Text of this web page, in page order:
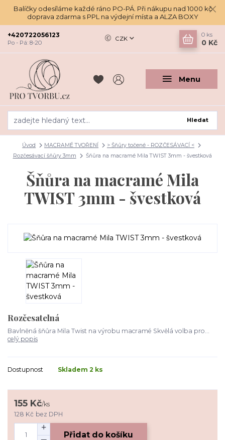
Balíčky odesíláme každé ráno PO-PÁ. Při nákupu nad 1000 kč
doprava zdarma s PPL na výdejní místa a ALZA BOXY
Menu
CZK
Hledat
+420722056123
Po - Pá: 8-20
0 ks
0 Kč
Úvod MACRAMÉ TVOŘENÍ
> Šňůry točené - ROZČESÁVACÍ <
Rozčesávací šňůry 3mm
Šňůra na macramé Mila TWIST 3mm - švestková
Šňůra na macramé Mila
TWIST 3mm - švestková
Rozčesatelná
Bavlněná šňůra Mila Twist na výrobu macramé Skvělá volba pro...
celý popis
Dostupnost Skladem 2 ks
155 Kč/ks
128 Kč bez DPH
Přidat do košíku